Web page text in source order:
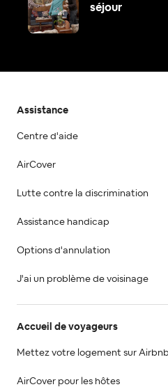
séjour
Assistance
Centre d'aide
AirCover
Lutte contre la discrimination
Assistance handicap
Options d'annulation
J'ai un problème de voisinage
Accueil de voyageurs
Mettez votre logement sur Airbnb
AirCover pour les hôtes